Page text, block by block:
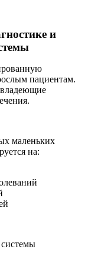
и
пациентам.
маленьких
на: